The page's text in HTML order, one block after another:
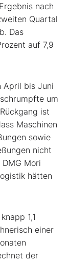
nach
Quartal
Das
auf 7,9
April bis Juni
um
ist
Maschinen
sowie
nicht
Mori
hätten
1,1
einer
der